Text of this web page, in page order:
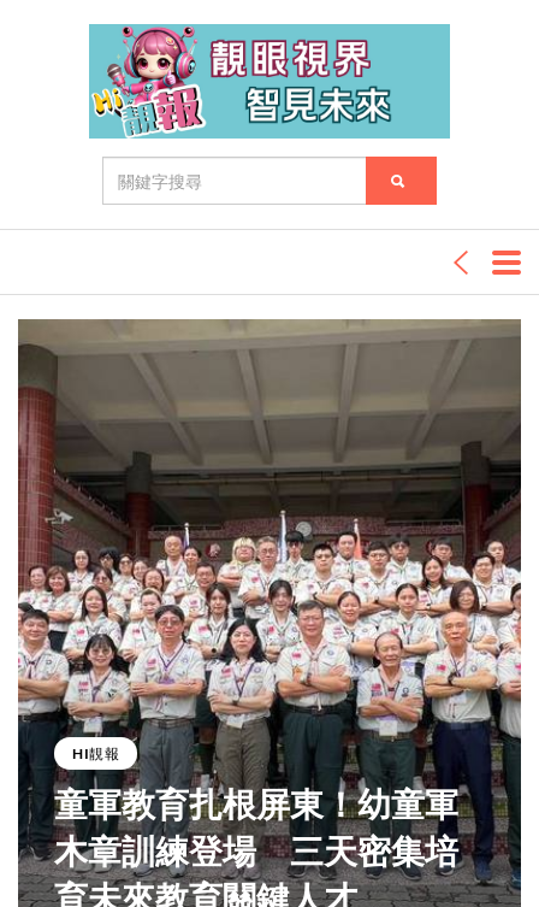
HI靚報
童軍教育扎根屏東！幼童軍
木章訓練登場 三天密集培